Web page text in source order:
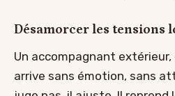
Désamorcer les tensions
Un accompagnant extérieur,
arrive sans émotion, sans